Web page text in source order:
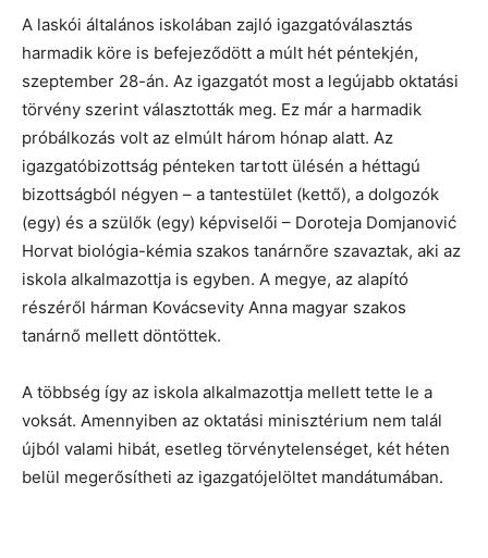
A laskói általános iskolában zajló igazgatóválasztás
harmadik köre is befejeződött a múlt hét péntekjén,
szeptember 28-án. Az igazgatót most a legújabb oktatási
törvény szerint választották meg. Ez már a harmadik
próbálkozás volt az elmúlt három hónap alatt. Az
igazgatóbizottság pénteken tartott ülésén a héttagú
bizottságból négyen – a tantestület (kettő), a dolgozók
(egy) és a szülők (egy) képviselői – Doroteja Domjanović
Horvat biológia-kémia szakos tanárnőre szavaztak, aki az
iskola alkalmazottja is egyben. A megye, az alapító
részéről hárman Kovácsevity Anna magyar szakos
tanárnő mellett döntöttek.
A többség így az iskola alkalmazottja mellett tette le a
voksát. Amennyiben az oktatási minisztérium nem talál
újból valami hibát, esetleg törvénytelenséget, két héten
belül megerősítheti az igazgatójelöltet mandátumában.